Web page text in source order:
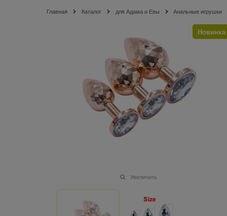
Главная Каталог для Адама и Евы Анальные игрушки
Новинка
Увеличить